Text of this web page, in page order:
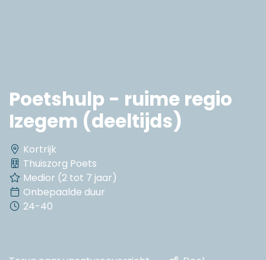
Poetshulp - ruime regio
Izegem (deeltijds)
Kortrijk
Thuiszorg Poets
Medior (2 tot 7 jaar)
Onbepaalde duur
24-40